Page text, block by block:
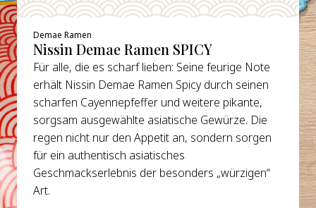
Demae Ramen
Nissin Demae Ramen SPICY
Für alle, die es scharf lieben: Seine feurige Note
erhält Nissin Demae Ramen Spicy durch seinen
scharfen Cayennepfeffer und weitere pikante,
sorgsam ausgewählte asiatische Gewürze. Die
regen nicht nur den Appetit an, sondern sorgen
für ein authentisch asiatisches
Geschmackserlebnis der besonders „würzigen“
Art.